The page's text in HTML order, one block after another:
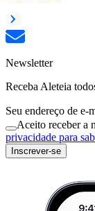
Newsletter
Receba Aleteia
Seu endereço de e-
Aceito receber a
privacidade para
Inscrever-se